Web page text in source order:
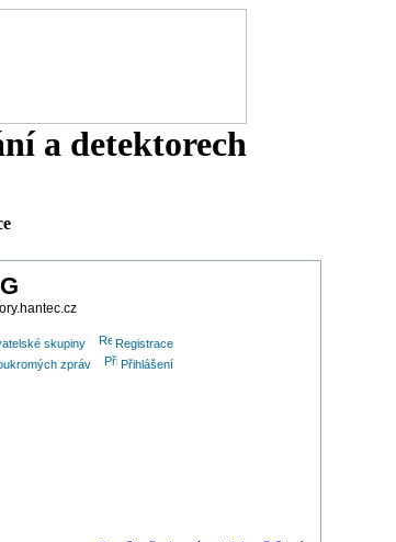
a detektorech
skupiny
Registrace
zpráv Přihlášení